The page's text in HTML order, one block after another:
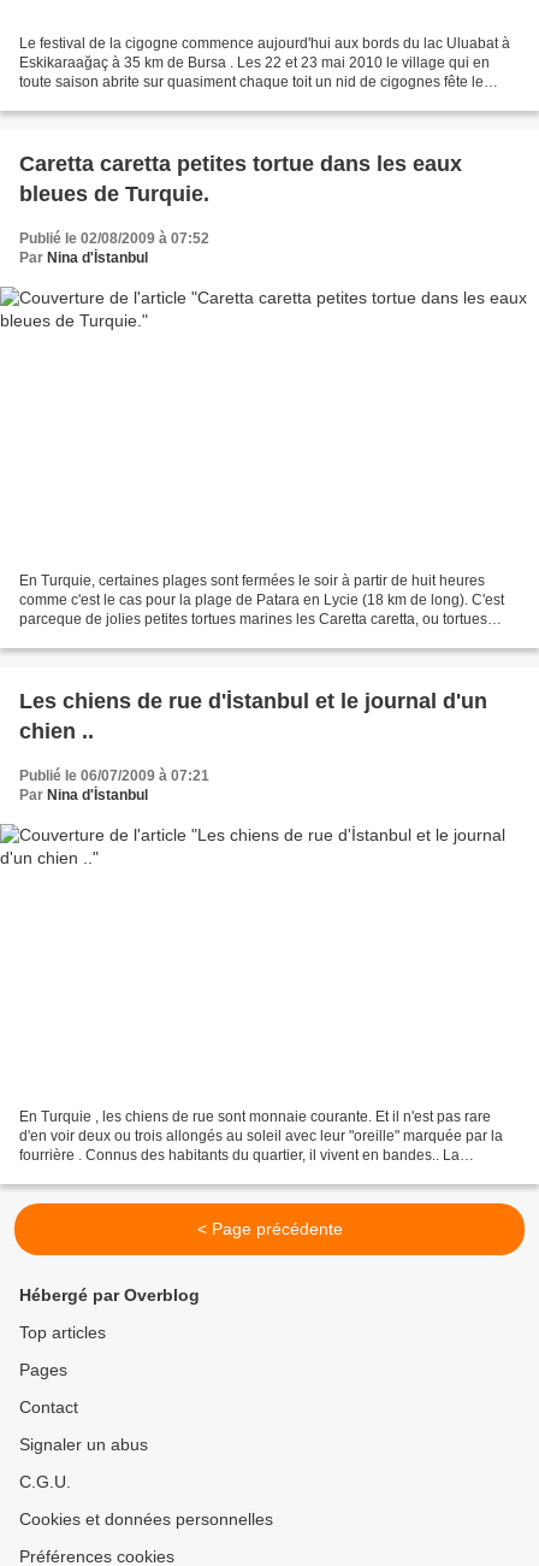
Le festival de la cigogne commence aujourd'hui aux bords du lac Uluabat à
Eskikaraağaç à 35 km de Bursa . Les 22 et 23 mai 2010 le village qui en
toute saison abrite sur quasiment chaque toit un nid de cigognes fête le
Caretta caretta petites tortue dans les eaux
bleues de Turquie.
Publié le 02/08/2009 à 07:52
Par Nina d'İstanbul
En Turquie, certaines plages sont fermées le soir à partir de huit heures
comme c'est le cas pour la plage de Patara en Lycie (18 km de long). C'est
parceque de jolies petites tortues marines les Caretta caretta, ou tortues
Les chiens de rue d'İstanbul et le journal d'un
chien ..
Publié le 06/07/2009 à 07:21
Par Nina d'İstanbul
En Turquie , les chiens de rue sont monnaie courante. Et il n'est pas rare
d'en voir deux ou trois allongés au soleil avec leur "oreille" marquée par la
fourrière . Connus des habitants du quartier, il vivent en bandes.. La
< Page précédente
Hébergé par Overblog
Top articles
Pages
Contact
Signaler un abus
C.G.U.
Cookies et données personnelles
Préférences cookies